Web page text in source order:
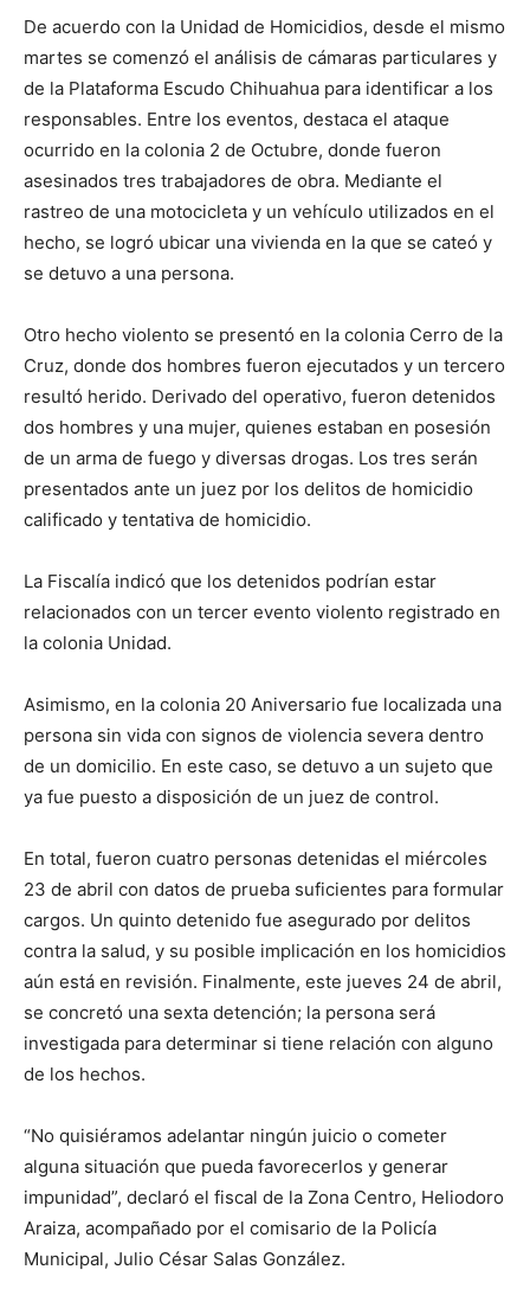
De acuerdo con la Unidad de Homicidios, desde el mismo
martes se comenzó el análisis de cámaras particulares y
de la Plataforma Escudo Chihuahua para identificar a los
responsables. Entre los eventos, destaca el ataque
ocurrido en la colonia 2 de Octubre, donde fueron
asesinados tres trabajadores de obra. Mediante el
rastreo de una motocicleta y un vehículo utilizados en el
hecho, se logró ubicar una vivienda en la que se cateó y
se detuvo a una persona.
Otro hecho violento se presentó en la colonia Cerro de la
Cruz, donde dos hombres fueron ejecutados y un tercero
resultó herido. Derivado del operativo, fueron detenidos
dos hombres y una mujer, quienes estaban en posesión
de un arma de fuego y diversas drogas. Los tres serán
presentados ante un juez por los delitos de homicidio
calificado y tentativa de homicidio.
La Fiscalía indicó que los detenidos podrían estar
relacionados con un tercer evento violento registrado en
la colonia Unidad.
Asimismo, en la colonia 20 Aniversario fue localizada una
persona sin vida con signos de violencia severa dentro
de un domicilio. En este caso, se detuvo a un sujeto que
ya fue puesto a disposición de un juez de control.
En total, fueron cuatro personas detenidas el miércoles
23 de abril con datos de prueba suficientes para formular
cargos. Un quinto detenido fue asegurado por delitos
contra la salud, y su posible implicación en los homicidios
aún está en revisión. Finalmente, este jueves 24 de abril,
se concretó una sexta detención; la persona será
investigada para determinar si tiene relación con alguno
de los hechos.
“No quisiéramos adelantar ningún juicio o cometer
alguna situación que pueda favorecerlos y generar
impunidad”, declaró el fiscal de la Zona Centro, Heliodoro
Araiza, acompañado por el comisario de la Policía
Municipal, Julio César Salas González.